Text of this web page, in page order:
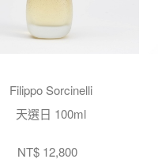
Filippo Sorcinelli
天選日 100ml
NT$ 12,800